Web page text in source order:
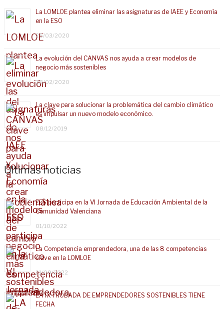
La LOMLOE plantea eliminar las asignaturas de IAEE y Economía
en la ESO
25/03/2020
La evolución del CANVAS nos ayuda a crear modelos de
negocio más sostenibles
28/02/2020
La clave para solucionar la problemática del cambio climático
es impulsar un nuevo modelo económico.
08/12/2019
Últimas noticias
EES participa en la VI Jornada de Educación Ambiental de la
Comunidad Valenciana
01/10/2022
La Competencia emprendedora, una de las 8 competencias
clave en la LOMLOE
21/09/2022
LA IX TROBADA DE EMPRENDEDORES SOSTENIBLES TIENE
FECHA